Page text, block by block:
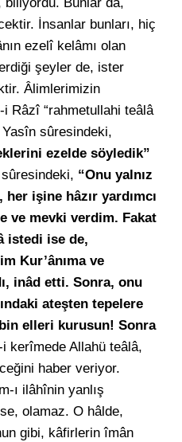
İnsanlar bunları, hiç
ezelî kelâmı olan
şeyler de, ister
Âlimlerimizin
Râzî “rahmetullahi teâlâ
sûresindeki,
ezelde söyledik”
“Onu yalnız
işine hâzır yardımcı
ve mevki verdim. Fakat
istedi ise de,
Kur’ânıma ve
inâd etti. Sonra, onu
ateşten tepelere
elleri kurusun! Sonra
kerîmede Allahü teâlâ,
haber veriyor.
ı ilâhînin yanlış
olamaz. O hâlde,
gibi, kâfirlerin îmân